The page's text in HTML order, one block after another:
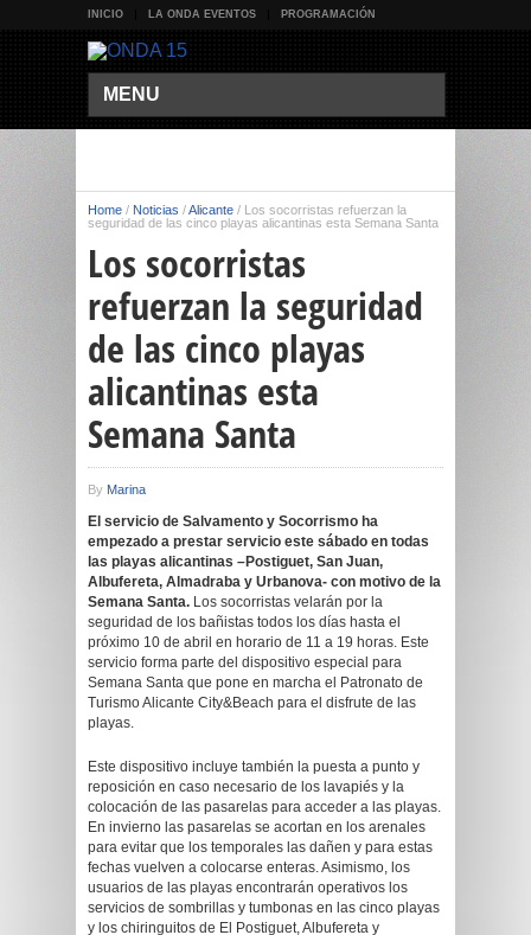
INICIO LA ONDA EVENTOS PROGRAMACIÓN
MENU
Home / Noticias /Alicante / Los socorristas refuerzan la
seguridad de las cinco playas alicantinas esta Semana Santa
Los socorristas
refuerzan la seguridad
de las cinco playas
alicantinas esta
Semana Santa
By Marina
El servicio de Salvamento y Socorrismo ha
empezado a prestar servicio este sábado en todas
las playas alicantinas –Postiguet, San Juan,
Albufereta, Almadraba y Urbanova- con motivo de la
Semana Santa. Los socorristas velarán por la
seguridad de los bañistas todos los días hasta el
próximo 10 de abril en horario de 11 a 19 horas. Este
servicio forma parte del dispositivo especial para
Semana Santa que pone en marcha el Patronato de
Turismo Alicante City&Beach para el disfrute de las
playas.
Este dispositivo incluye también la puesta a punto y
reposición en caso necesario de los lavapiés y la
colocación de las pasarelas para acceder a las playas.
En invierno las pasarelas se acortan en los arenales
para evitar que los temporales las dañen y para estas
fechas vuelven a colocarse enteras. Asimismo, los
usuarios de las playas encontrarán operativos los
servicios de sombrillas y tumbonas en las cinco playas
y los chiringuitos de El Postiguet, Albufereta y